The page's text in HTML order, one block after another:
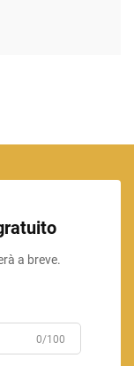
a breve.
0/100